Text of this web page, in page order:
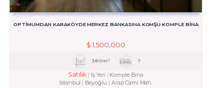
OPTİMUMDAN KARAKÖYDE MERKEZ BANKASINA KOMŞU KOMPLE BİNA
$ 1,500,000
380m² 7
Satılık İş Yeri
Komple Bina
İstanbul
Beyoğlu Arap Cami Mah.